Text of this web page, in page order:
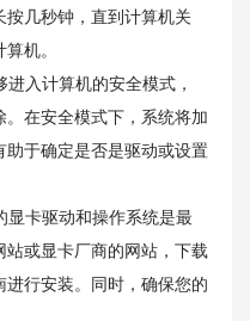
按几秒钟，直到计算机关
机。
入计算机的安全模式，
在安全模式下，系统将加
于确定是否是驱动或设置
卡驱动和操作系统是最
站或显卡厂商的网站，下载
行安装。同时，确保您的